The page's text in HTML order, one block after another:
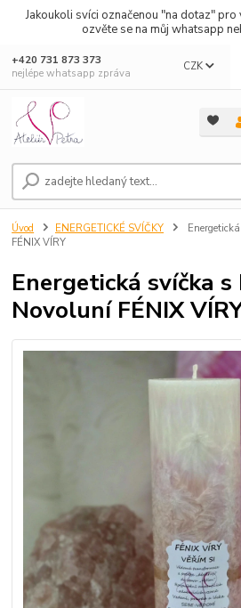
Jakoukoli svíci označenou "na dotaz"
ozvěte se na můj whatsapp
CZK
+420 731 873 373
nejlépe whatsapp zpráva
Úvod ENERGETICKÉ SVÍČKY
FÉNIX VÍRY
Energetická svíčka
Novoluní FÉNIX